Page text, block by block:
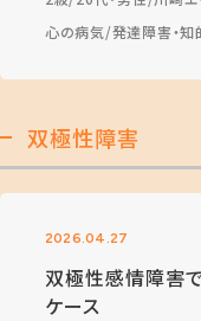
心の病気 発達障害・知
双極性障害
2026.04.27
双極性感情障害
ケース